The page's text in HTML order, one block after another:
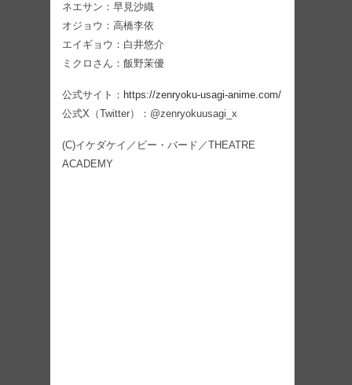
ネエサン：早見沙織
オジョウ：高橋李依
エイギョウ：白井悠介
ミクロさん：飯野茉優
公式サイト： https://zenryoku-usagi-anime.com/
公式X（Twitter）：@zenryokuusagi_x
(C)イケダケイ／ビー・バード／THEATRE
ACADEMY